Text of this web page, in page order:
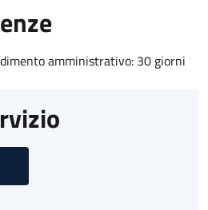
amministrativo: 30 giorni